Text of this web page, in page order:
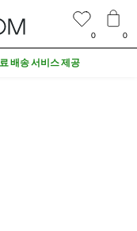
0 0
배송 서비스 제공